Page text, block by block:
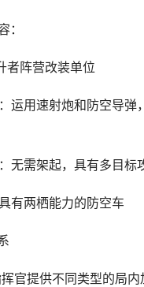
：
者阵营改装单位
运用速射炮和防空导弹
无需架起，具有多目标
有两栖能力的防空车
官提供不同类型的局内